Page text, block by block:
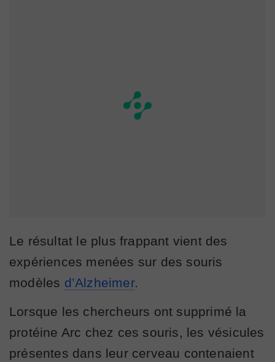
Le résultat le plus frappant vient des
expériences menées sur des souris
modèles d’Alzheimer.
Lorsque les chercheurs ont supprimé la
protéine Arc chez ces souris, les vésicules
présentes dans leur cerveau contenaient